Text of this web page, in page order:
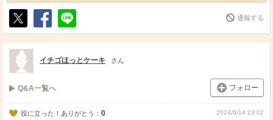
ポ
ス
ト
シ
ェ
送
る
通報する
イチゴほっとケーキ さん
Q&A一覧へ フォロー
役に立った！ありがとう： 0 2024/6/14 23:02